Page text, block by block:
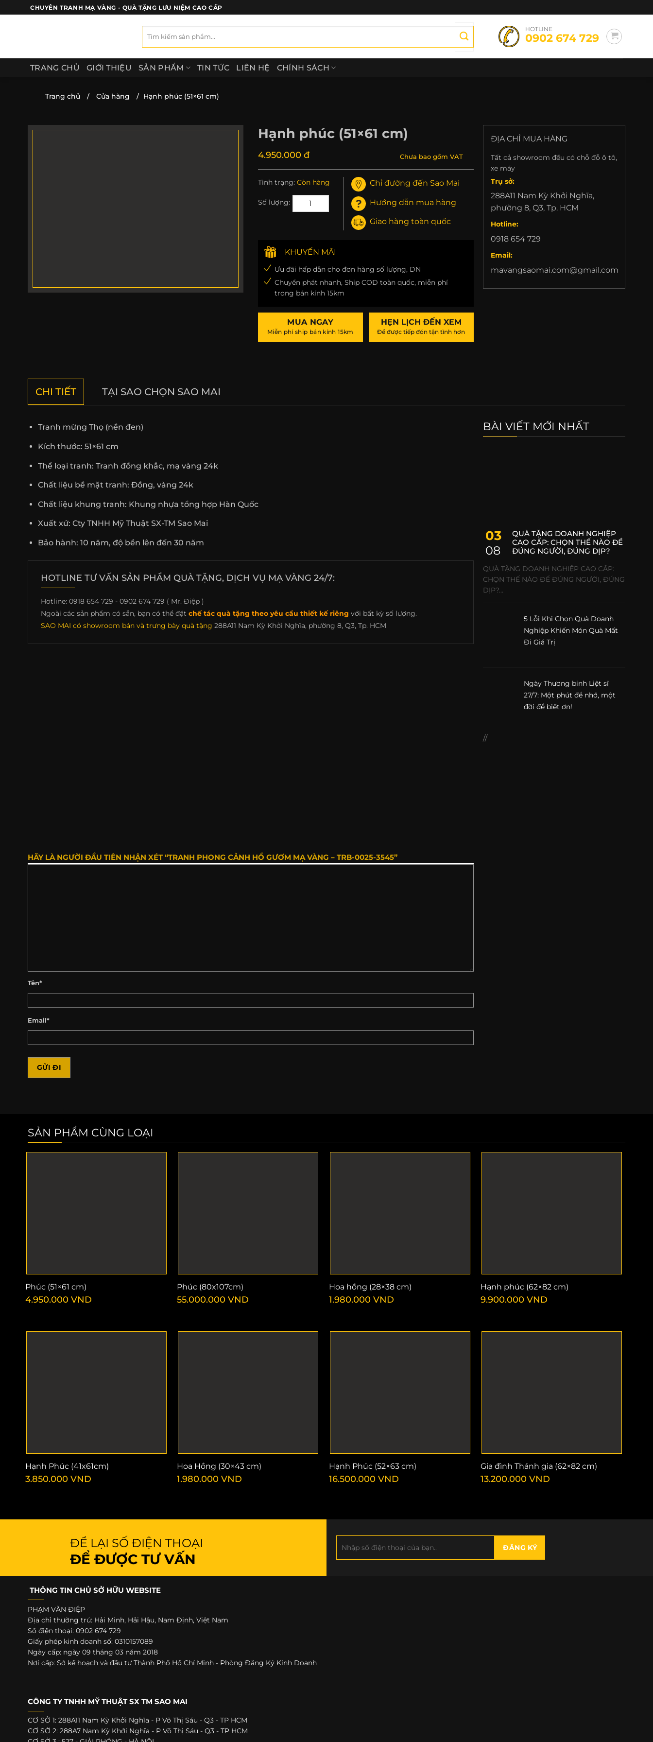
qua
CHUYÊN TRANH MẠ VÀNG - QUÀ TẶNG LƯU NIỆM CAO CẤP
kiếm:
HOTLINE
0902 674 729
TRANG CHỦ GIỚI THIỆU SẢN PHẨM TIN TỨC LIÊN HỆ CHÍNH SÁCH
Trang chủ / Cửa hàng / Hạnh phúc (51×61 cm)
Hạnh phúc (51×61 cm)
4.950.000 đ Chưa bao gồm VAT
Tình trạng: Còn hàng
Số lượng:
Chỉ đường đến Sao Mai
Hướng dẫn mua hàng
Giao hàng toàn quốc
KHUYẾN MÃI
Ưu đãi hấp dẫn cho đơn hàng số lượng, DN
Chuyển phát nhanh, Ship COD toàn quốc, miễn phí
trong bán kính 15km
MUA NGAY
Miễn phí ship bán kính 15km
HẸN LỊCH ĐẾN XEM
Để được tiếp đón tận tình hơn
ĐỊA CHỈ MUA HÀNG
Tất cả showroom đều có chỗ đỗ ô tô,
xe máy
Trụ sở:
288A11 Nam Kỳ Khởi Nghĩa,
phường 8, Q3, Tp. HCM
Hotline:
0918 654 729
Email:
mavangsaomai.com@gmail.com
CHI TIẾT TẠI SAO CHỌN SAO MAI
Tranh mừng Thọ (nền đen)
Kích thước: 51×61 cm
Thể loại tranh: Tranh đồng khắc, mạ vàng 24k
Chất liệu bề mặt tranh: Đồng, vàng 24k
Chất liệu khung tranh: Khung nhựa tổng hợp Hàn Quốc
Xuất xứ: Cty TNHH Mỹ Thuật SX-TM Sao Mai
Bảo hành: 10 năm, độ bền lên đến 30 năm
HOTLINE TƯ VẤN SẢN PHẨM QUÀ TẶNG, DỊCH VỤ MẠ VÀNG 24/7:
Hotline: 0918 654 729 - 0902 674 729 ( Mr. Điệp )
Ngoài các sản phẩm có sẵn, bạn có thể đặt chế tác quà tặng theo yêu cầu thiết kế riêng với bất kỳ số lượng.
SAO MAI có showroom bán và trưng bày quà tặng 288A11 Nam Kỳ Khởi Nghĩa, phường 8, Q3, Tp. HCM
HÃY LÀ NGƯỜI ĐẦU TIÊN NHẬN XÉT “TRANH PHONG CẢNH HỒ GƯƠM MẠ VÀNG – TRB-0025-3545”
Tên*
Email*
BÀI VIẾT MỚI NHẤT
03
08
QUÀ TẶNG DOANH NGHIỆP
CAO CẤP: CHỌN THẾ NÀO ĐỂ
ĐÚNG NGƯỜI, ĐÚNG DỊP?
QUÀ TẶNG DOANH NGHIỆP CAO CẤP:
CHỌN THẾ NÀO ĐỂ ĐÚNG NGƯỜI, ĐÚNG
DỊP?...
5 Lỗi Khi Chọn Quà Doanh
Nghiệp Khiến Món Quà Mất
Đi Giá Trị
Ngày Thương binh Liệt sĩ
27/7: Một phút để nhớ, một
đời để biết ơn!
//
SẢN PHẨM CÙNG LOẠI
Phúc (51×61 cm)
4.950.000 VND
Phúc (80x107cm)
55.000.000 VND
Hoa hồng (28×38 cm)
1.980.000 VND
Hạnh phúc (62×82 cm)
9.900.000 VND
Hạnh Phúc (41x61cm)
3.850.000 VND
Hoa Hồng (30×43 cm)
1.980.000 VND
Hạnh Phúc (52×63 cm)
16.500.000 VND
Gia đình Thánh gia (62×82 cm)
13.200.000 VND
ĐỂ LẠI SỐ ĐIỆN THOẠI
ĐỂ ĐƯỢC TƯ VẤN
THÔNG TIN CHỦ SỞ HỮU WEBSITE
PHẠM VĂN ĐIỆP
Địa chỉ thường trú: Hải Minh, Hải Hậu, Nam Định, Việt Nam
Số điện thoại: 0902 674 729
Giấy phép kinh doanh số: 0310157089
Ngày cấp: ngày 09 tháng 03 năm 2018
Nơi cấp: Sở kế hoạch và đầu tư Thành Phố Hồ Chí Minh - Phòng Đăng Ký Kinh Doanh
CÔNG TY TNHH MỸ THUẬT SX TM SAO MAI
CƠ SỞ 1: 288A11 Nam Kỳ Khởi Nghĩa - P Võ Thị Sáu - Q3 - TP HCM
CƠ SỞ 2: 288A7 Nam Kỳ Khởi Nghĩa - P Võ Thị Sáu - Q3 - TP HCM